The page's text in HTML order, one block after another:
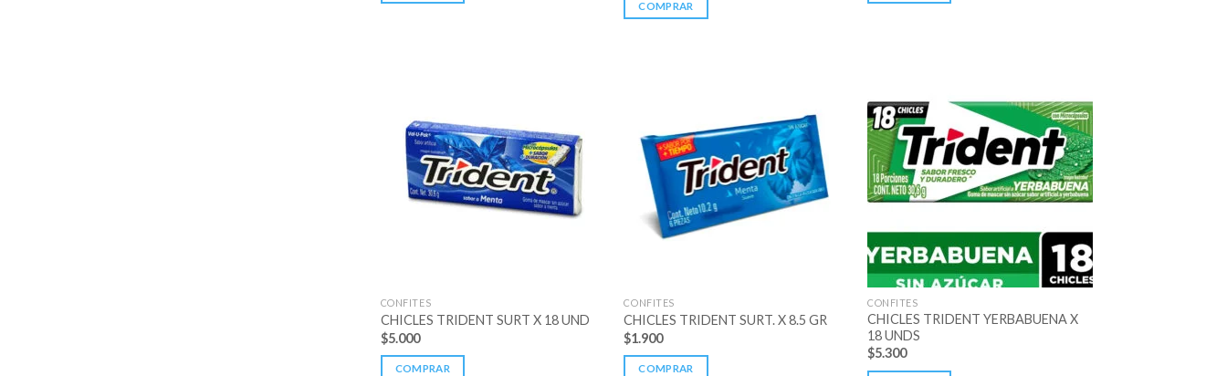
COMPRAR
CONFITES
CHICLES TRIDENT SURT X 18 UND
$5.000
COMPRAR
CONFITES
CHICLES TRIDENT SURT. X 8.5 GR
$1.900
COMPRAR
CONFITES
CHICLES TRIDENT YERBABUENA X
18 UNDS
$5.300